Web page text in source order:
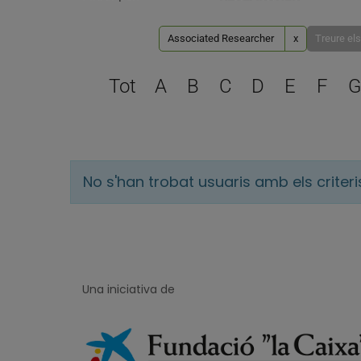
Associated Researcher x Treure
Tot A B C D E F G
No s'han trobat usuaris amb els
Una iniciativa de